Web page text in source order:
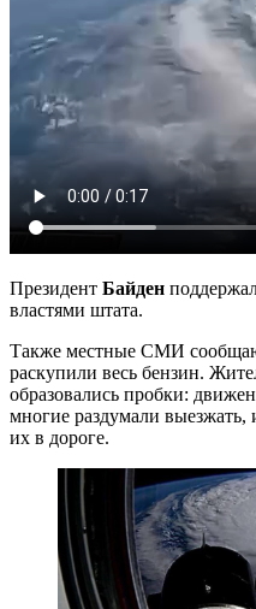
Президент Байден
властями штата.
Также местные СМИ
раскупили весь бензин.
образовались пробки:
многие раздумали выезжать,
их в дороге.